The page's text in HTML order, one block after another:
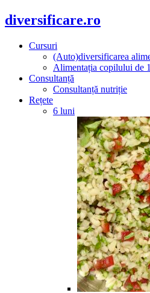
diversificare.ro
Cursuri
(Auto)diversificarea
Alimentația copilului de
Consultanță
Consultanță nutriție
Rețete
6 luni